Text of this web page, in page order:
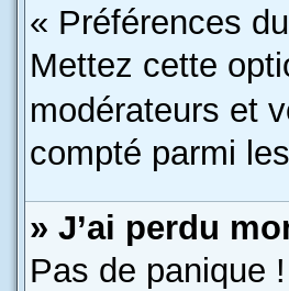
« Préférences
Mettez cette
modérateurs et
compté parmi
» J’ai perdu
Pas de panique